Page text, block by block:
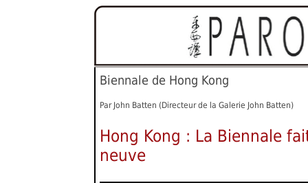
Biennale de Hong Kong
Par John Batten (Directeur de la Galerie John Batten)
Hong Kong : La Biennale
neuve